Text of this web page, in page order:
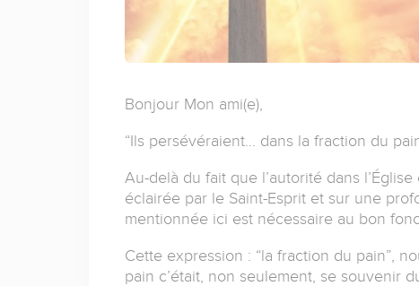
Bonjour Mon ami(e),
“Ils persévéraient… dans la fraction du
Au-delà du fait que l’autorité dans
éclairée par le Saint-Esprit et sur une
mentionnée ici est nécessaire au bon
Cette expression : “la fraction du pain”,
pain c’était, non seulement, se souvenir